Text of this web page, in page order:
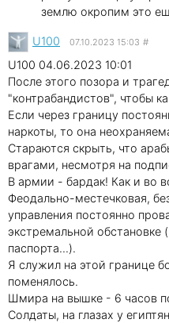
землю окропим это
U100 07.10.2023 15:03 #
U100 04.06.2023 10:01
После этого позора и
"контрабандистов", чтобы
Если через границу
наркоты, то она
Стараются скрыть, что
врагами, несмотря на
В армии - бардак! Как и во
Феодально-местечковая,
управления постоянно
экстремальной обстановке
паспорта...).
Я служил на этой границе
поменялось.
Шмира на вышке - 6 часов
Солдаты, на глазах у